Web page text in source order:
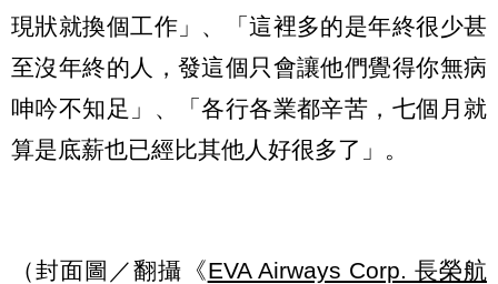
現狀就換個工作」、「這裡多的是年終很少甚
至沒年終的人，發這個只會讓他們覺得你無病
呻吟不知足」、「各行各業都辛苦，七個月就
算是底薪也已經比其他人好很多了」。
（封面圖／翻攝《EVA Airways Corp. 長榮航